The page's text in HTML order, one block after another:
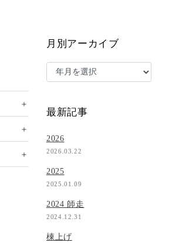
＋
＋
＋
月別アーカイブ
最新記事
2026
2026.03.22
2025
2025.01.09
2024 師走
2024.12.31
棟上げ